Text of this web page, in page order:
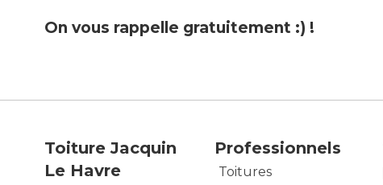
On vous rappelle gratuitement :) !
Toiture Jacquin
Le Havre
Professionnels
Toitures